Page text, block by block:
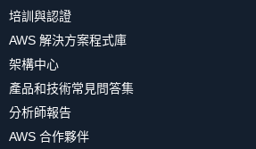
培訓與認證
AWS 解決方案程式庫
架構中心
產品和技術常見問答集
分析師報告
AWS 合作夥伴